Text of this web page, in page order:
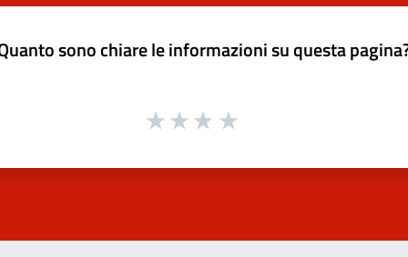
sono chiare le informazioni su questa